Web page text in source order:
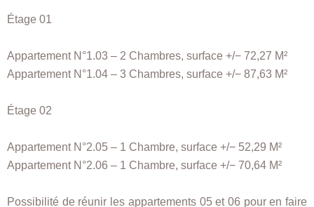
Étage 01
Appartement N°1.03 – 2 Chambres, surface +/− 72,27 M²
Appartement N°1.04 – 3 Chambres, surface +/− 87,63 M²
Étage 02
Appartement N°2.05 – 1 Chambre, surface +/− 52,29 M²
Appartement N°2.06 – 1 Chambre, surface +/− 70,64 M²
Possibilité de réunir les appartements 05 et 06 pour en faire